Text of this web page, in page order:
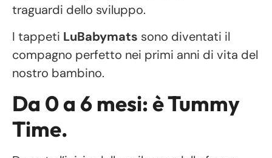
traguardi dello sviluppo.
I tappeti LuBabymats sono diventati il ​​
compagno perfetto nei primi anni di vita del
nostro bambino.
Da 0 a 6 mesi: è Tummy
Time.